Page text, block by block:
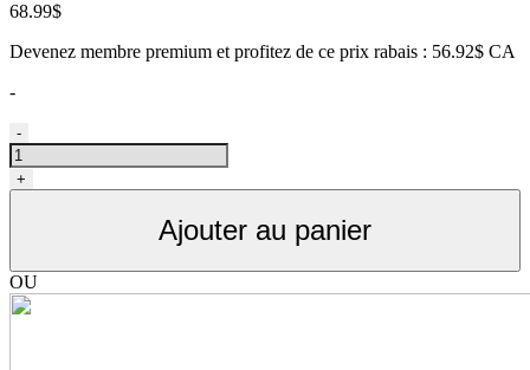
68.99$
Devenez membre premium et profitez de ce prix rabais : 56.92$ CA
-
quantité
de
Ciseau
4,5
droit
Rose
-
+
Ajouter au panier
OU